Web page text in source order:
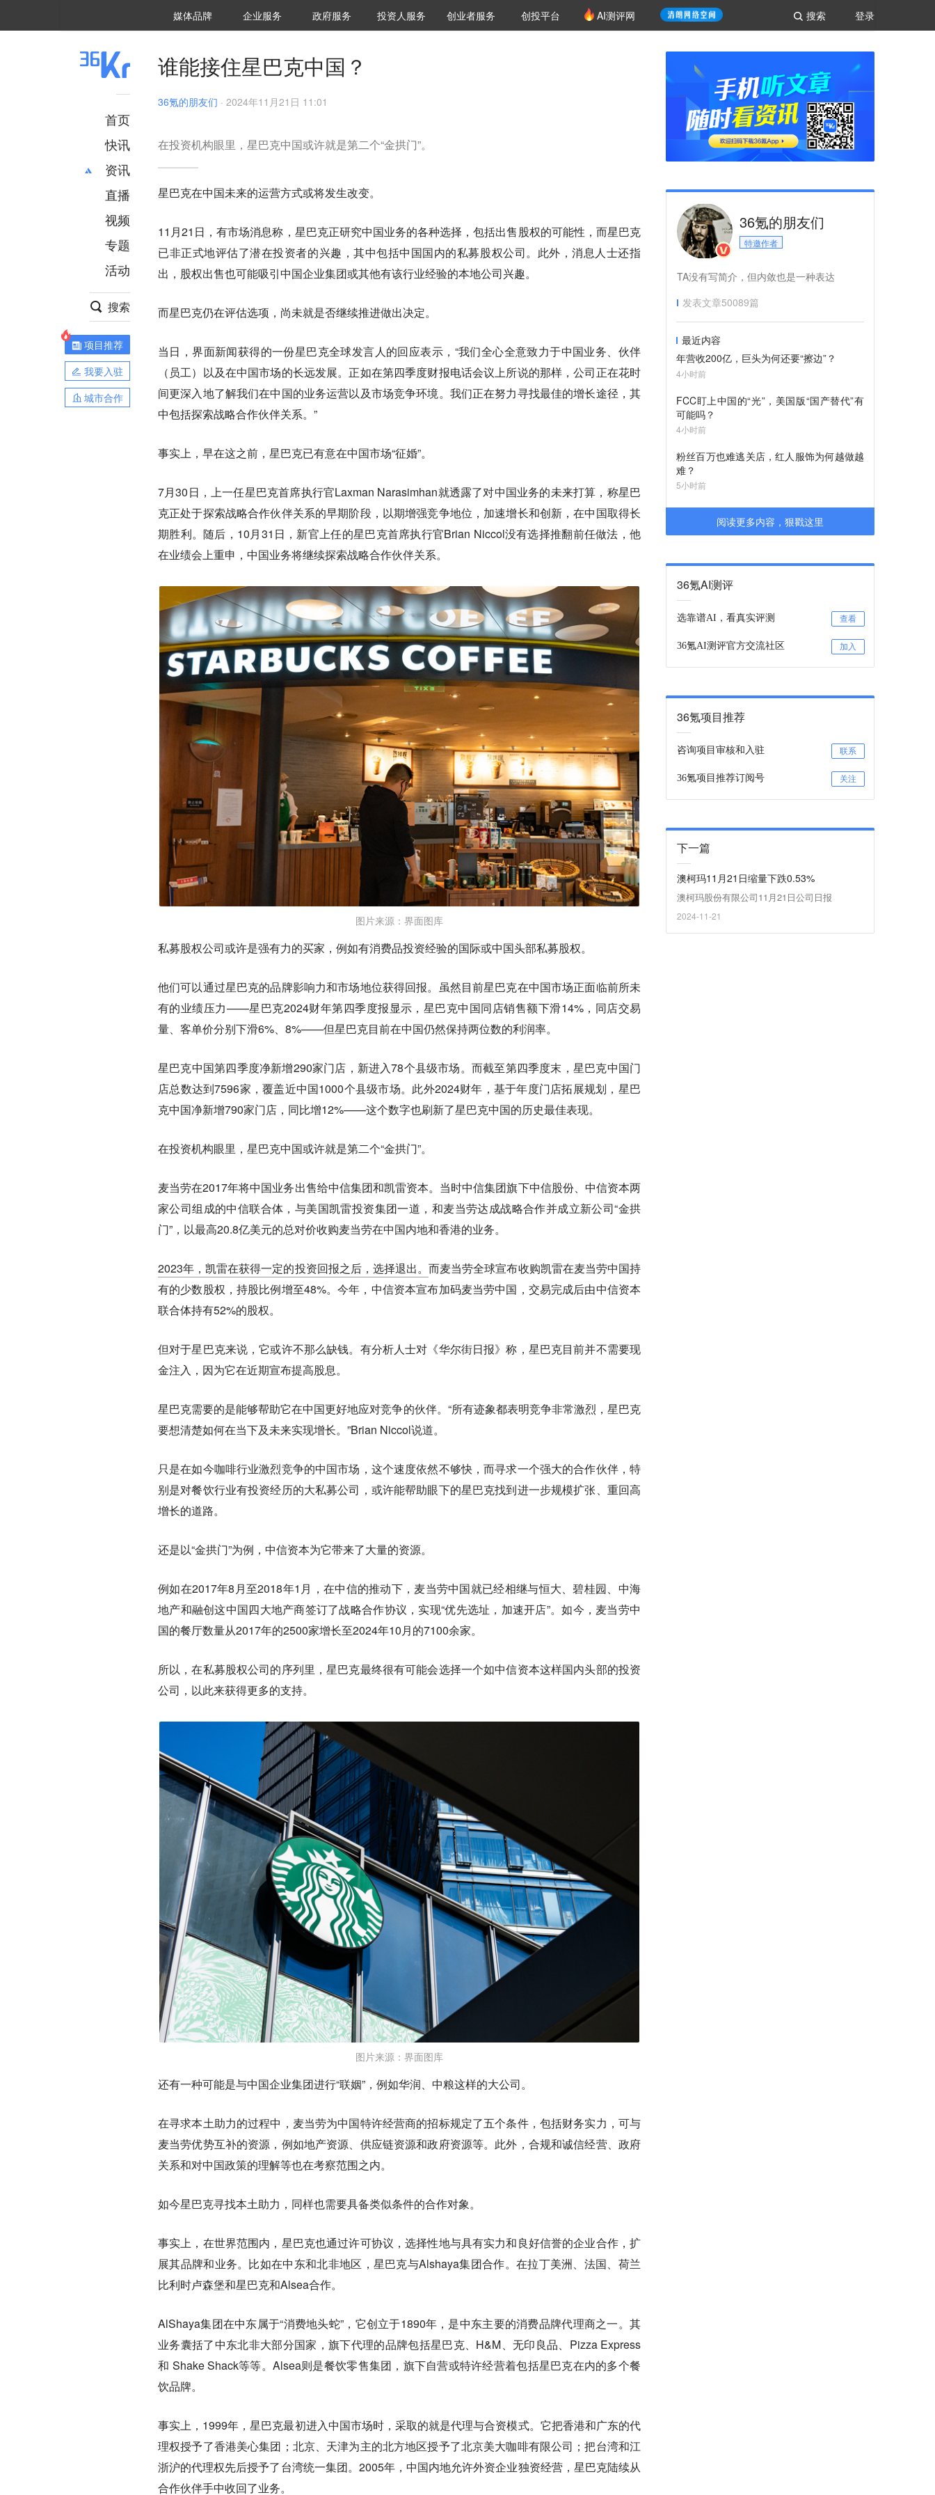
登录
搜索
媒体品牌 36Kr研究院
企业服务 城市之窗
政府服务 VClub投资机构库
投资机构职位推介
投资人服务 创投氪堂
创业者服务 创投平台 AI测评网
首页
快讯
资讯
推荐
财经
项目推荐
安徽
直播
视频
专题
活动
搜索
项目推荐
我要入驻
城市合作
谁能接住星巴克中国？
36氪的朋友们 · 2024年11月21日 11:01
在投资机构眼里，星巴克中国或许就是第二个“金拱门”。
星巴克在中国未来的运营方式或将发生改变。
11月21日，有市场消息称，星巴克正研究中国业务的各种选择，包括出售股权的可能性，而星巴克
已非正式地评估了潜在投资者的兴趣，其中包括中国国内的私募股权公司。此外，消息人士还指
出，股权出售也可能吸引中国企业集团或其他有该行业经验的本地公司兴趣。
而星巴克仍在评估选项，尚未就是否继续推进做出决定。
当日，界面新闻获得的一份星巴克全球发言人的回应表示，“我们全心全意致力于中国业务、伙伴
（员工）以及在中国市场的长远发展。正如在第四季度财报电话会议上所说的那样，公司正在花时
间更深入地了解我们在中国的业务运营以及市场竞争环境。我们正在努力寻找最佳的增长途径，其
中包括探索战略合作伙伴关系。”
事实上，早在这之前，星巴克已有意在中国市场“征婚”。
7月30日，上一任星巴克首席执行官Laxman Narasimhan就透露了对中国业务的未来打算，称星巴
克正处于探索战略合作伙伴关系的早期阶段，以期增强竞争地位，加速增长和创新，在中国取得长
期胜利。随后，10月31日，新官上任的星巴克首席执行官Brian Niccol没有选择推翻前任做法，他
在业绩会上重申，中国业务将继续探索战略合作伙伴关系。
图片来源：界面图库
私募股权公司或许是强有力的买家，例如有消费品投资经验的国际或中国头部私募股权。
他们可以通过星巴克的品牌影响力和市场地位获得回报。虽然目前星巴克在中国市场正面临前所未
有的业绩压力——星巴克2024财年第四季度报显示，星巴克中国同店销售额下滑14%，同店交易
量、客单价分别下滑6%、8%——但星巴克目前在中国仍然保持两位数的利润率。
星巴克中国第四季度净新增290家门店，新进入78个县级市场。而截至第四季度末，星巴克中国门
店总数达到7596家，覆盖近中国1000个县级市场。此外2024财年，基于年度门店拓展规划，星巴
克中国净新增790家门店，同比增12%——这个数字也刷新了星巴克中国的历史最佳表现。
在投资机构眼里，星巴克中国或许就是第二个“金拱门”。
麦当劳在2017年将中国业务出售给中信集团和凯雷资本。当时中信集团旗下中信股份、中信资本两
家公司组成的中信联合体，与美国凯雷投资集团一道，和麦当劳达成战略合作并成立新公司“金拱
门”，以最高20.8亿美元的总对价收购麦当劳在中国内地和香港的业务。
2023年，凯雷在获得一定的投资回报之后，选择退出。而麦当劳全球宣布收购凯雷在麦当劳中国持
有的少数股权，持股比例增至48%。今年，中信资本宣布加码麦当劳中国，交易完成后由中信资本
联合体持有52%的股权。
但对于星巴克来说，它或许不那么缺钱。有分析人士对《华尔街日报》称，星巴克目前并不需要现
金注入，因为它在近期宣布提高股息。
星巴克需要的是能够帮助它在中国更好地应对竞争的伙伴。“所有迹象都表明竞争非常激烈，星巴克
要想清楚如何在当下及未来实现增长。”Brian Niccol说道。
只是在如今咖啡行业激烈竞争的中国市场，这个速度依然不够快，而寻求一个强大的合作伙伴，特
别是对餐饮行业有投资经历的大私募公司，或许能帮助眼下的星巴克找到进一步规模扩张、重回高
增长的道路。
还是以“金拱门”为例，中信资本为它带来了大量的资源。
例如在2017年8月至2018年1月，在中信的推动下，麦当劳中国就已经相继与恒大、碧桂园、中海
地产和融创这中国四大地产商签订了战略合作协议，实现“优先选址，加速开店”。如今，麦当劳中
国的餐厅数量从2017年的2500家增长至2024年10月的7100余家。
所以，在私募股权公司的序列里，星巴克最终很有可能会选择一个如中信资本这样国内头部的投资
公司，以此来获得更多的支持。
图片来源：界面图库
还有一种可能是与中国企业集团进行“联姻”，例如华润、中粮这样的大公司。
在寻求本土助力的过程中，麦当劳为中国特许经营商的招标规定了五个条件，包括财务实力，可与
麦当劳优势互补的资源，例如地产资源、供应链资源和政府资源等。此外，合规和诚信经营、政府
关系和对中国政策的理解等也在考察范围之内。
如今星巴克寻找本土助力，同样也需要具备类似条件的合作对象。
事实上，在世界范围内，星巴克也通过许可协议，选择性地与具有实力和良好信誉的企业合作，扩
展其品牌和业务。比如在中东和北非地区，星巴克与Alshaya集团合作。在拉丁美洲、法国、荷兰
比利时卢森堡和星巴克和Alsea合作。
AlShaya集团在中东属于“消费地头蛇”，它创立于1890年，是中东主要的消费品牌代理商之一。其
业务囊括了中东北非大部分国家，旗下代理的品牌包括星巴克、H&M、无印良品、Pizza Express
和 Shake Shack等等。Alsea则是餐饮零售集团，旗下自营或特许经营着包括星巴克在内的多个餐
饮品牌。
事实上，1999年，星巴克最初进入中国市场时，采取的就是代理与合资模式。它把香港和广东的代
理权授予了香港美心集团；北京、天津为主的北方地区授予了北京美大咖啡有限公司；把台湾和江
浙沪的代理权先后授予了台湾统一集团。2005年，中国内地允许外资企业独资经营，星巴克陆续从
合作伙伴手中收回了业务。
36氪的朋友们
特邀作者
TA没有写简介，但内敛也是一种表达
发表文章50089篇
最近内容
年营收200亿，巨头为何还要“擦边”？
4小时前
FCC盯上中国的“光”，美国版“国产替代”有
可能吗？
4小时前
粉丝百万也难逃关店，红人服饰为何越做越
难？
5小时前
阅读更多内容，狠戳这里
36氪AI测评
选靠谱AI，看真实评测 查看
36氪AI测评官方交流社区 加入
36氪项目推荐
咨询项目审核和入驻 联系
36氪项目推荐订阅号 关注
下一篇
澳柯玛11月21日缩量下跌0.53%
澳柯玛股份有限公司11月21日公司日报
2024-11-21